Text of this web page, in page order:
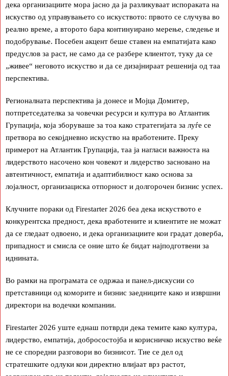
дека организациите мора јасно да ја разликуваат испораката на
искуство од управувањето со искуството: првото се случува во
реално време, а второто бара континуирано мерење, следење и
подобрување. Посебен акцент беше ставен на емпатијата како
предуслов за раст, не само да се разбере клиентот, туку да се
„живее“ неговото искуство и да се дизајнираат решенија од таа
перспектива.
Регионалната перспектива ја донесе и Мојца Домитер,
потпретседателка за човечки ресурси и култура во Атлантик
Групација, која зборуваше за тоа како стратегијата за луѓе се
претвора во секојдневно искуство на вработените. Преку
примерот на Атлантик Групација, таа ја нагласи важноста на
лидерството насочено кон човекот и лидерство засновано на
автентичност, емпатија и адаптибилност како основа за
лојалност, организациска отпорност и долгорочен бизнис успех.
Клучните пораки од Firestarter 2026 беа дека искуството е
конкурентска предност, дека вработените и клиентите не можат
да се гледаат одвоено, и дека организациите кои градат доверба,
припадност и смисла се оние што ќе бидат најподготвени за
иднината.
Во рамки на програмата се одржаа и панел-дискусии со
претставници од коморите и бизнис заедниците како и извршни
директори на водечки компании.
Firestarter 2026 уште еднаш потврди дека темите како култура,
лидерство, емпатија, добросостојба и корисничко искуство веќе
не се споредни разговори во бизнисот. Тие се дел од
стратешките одлуки кои директно влијаат врз растот,